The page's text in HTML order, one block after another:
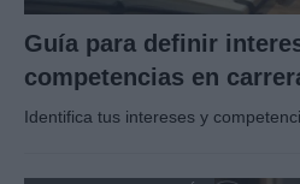
Guía para definir
competencias en
Identifica tus intereses y